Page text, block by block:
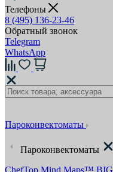
Телефоны
8 (495) 136-23-46
Обратный звонок
Telegram
WhatsApp
Пароконвектоматы
Пароконвектоматы
ChefTop Mind.Maps™ BIG